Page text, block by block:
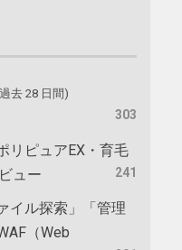
去 28 日間)
303
リピュアEX・育毛
ュー
241
イル探索」「管理
（Web